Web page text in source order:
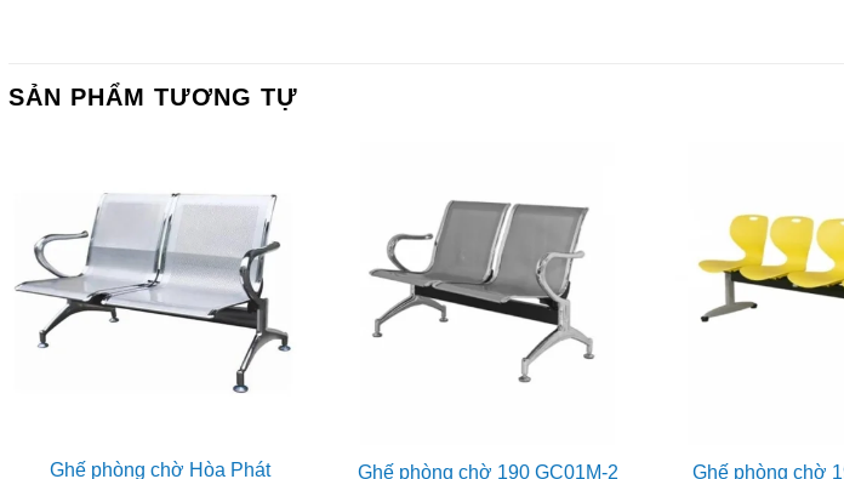
SẢN PHẨM TƯƠNG TỰ
Ghế phòng chờ Hòa Phát
Ghế phòng chờ 190 GC01M-2 Ghế phòng chờ